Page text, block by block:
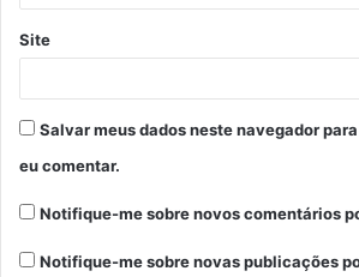
Site
Salvar meus dados neste navegador
eu comentar.
Notifique-me sobre novos comentários
Notifique-me sobre novas publicações